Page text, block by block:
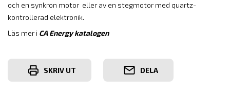
och en synkron motor eller av en stegmotor med quartz-
kontrollerad elektronik.
Läs mer i CA Energy katalogen
SKRIV UT DELA